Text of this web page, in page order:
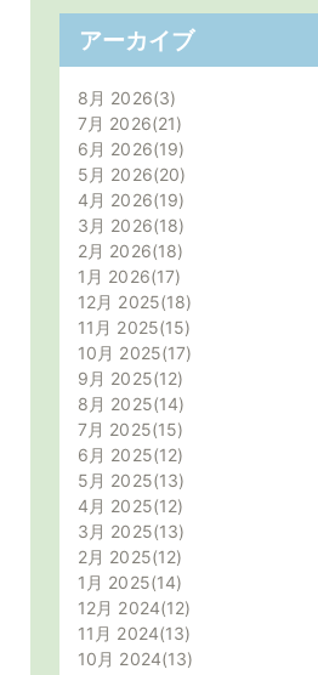
アーカイブ
8月 2026 3
7月 2026 21
6月 2026 19
5月 2026 20
4月 2026 19
3月 2026 18
2月 2026 18
1月 2026 17
12月 2025 18
11月 2025 15
10月 2025 17
9月 2025 12
8月 2025 14
7月 2025 15
6月 2025 12
5月 2025 13
4月 2025 12
3月 2025 13
2月 2025 12
1月 2025 14
12月 2024 12
11月 2024 13
10月 2024 13